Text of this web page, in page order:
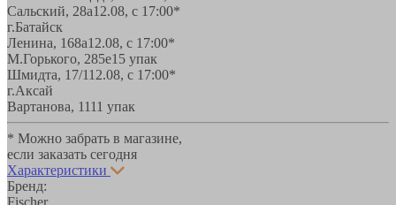
Сальский, 28a12.08, с 17:00*
г.Батайск
Ленина, 168а12.08, с 17:00*
М.Горького, 285е15 упак
Шмидта, 17/112.08, с 17:00*
г.Аксай
Вартанова, 1111 упак
* Можно забрать в магазине,
если заказать сегодня
Характеристики
Бренд:
Fischer